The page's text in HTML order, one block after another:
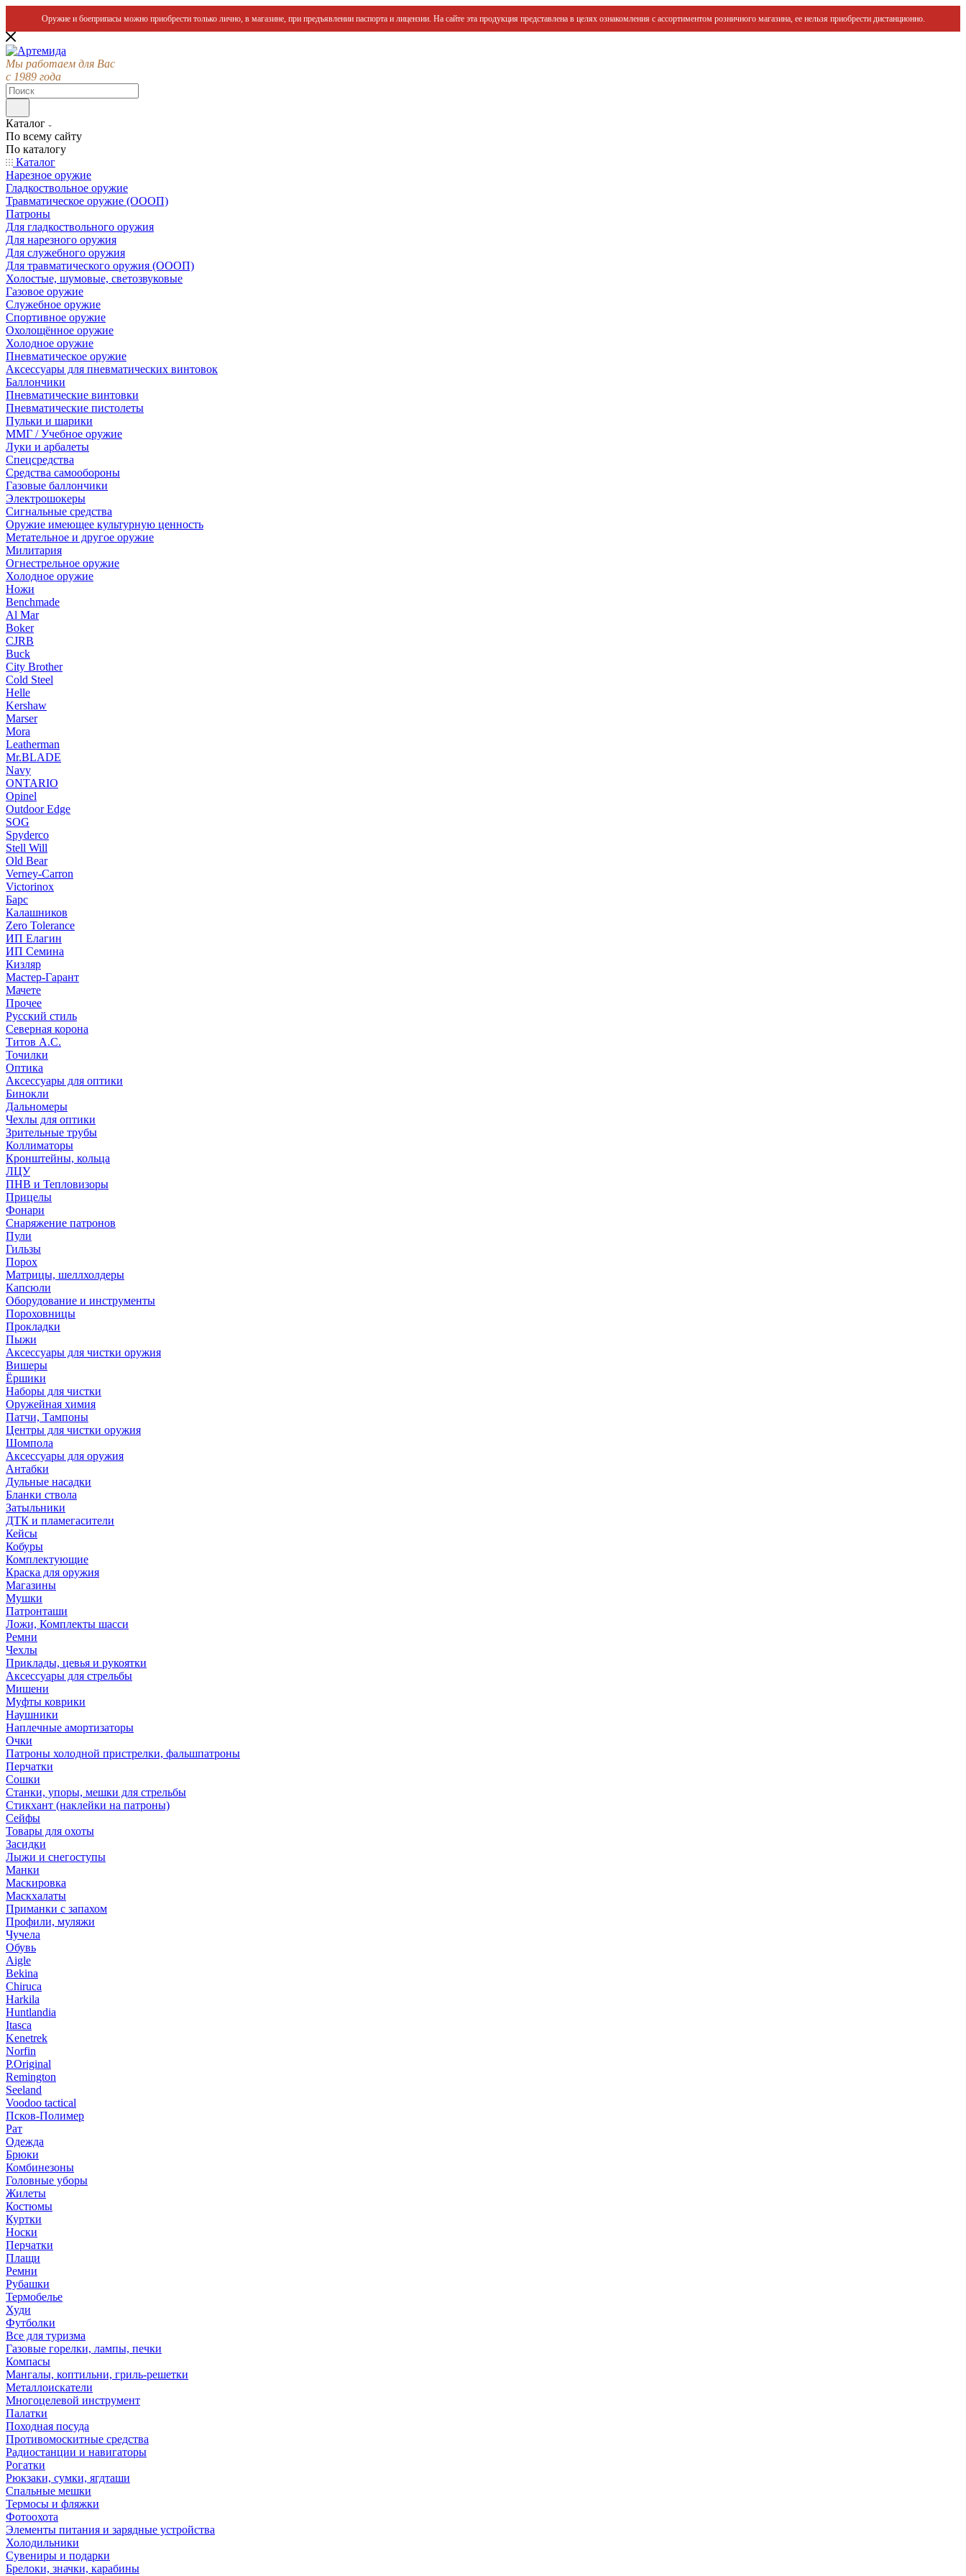
Оружие и боеприпасы можно приобрести только лично, в магазине, при предъявлении паспорта и лицензии. На сайте эта продукция представлена в целях ознакомления с ассортиментом розничного магазина, ее нельзя приобрести дистанционно.
Мы работаем для Вас
с 1989 года
Каталог
По всему сайту
По каталогу
Каталог
Нарезное оружие
Гладкоствольное оружие
Травматическое оружие (ОООП)
Патроны
Для гладкоствольного оружия
Для нарезного оружия
Для служебного оружия
Для травматического оружия (ОООП)
Холостые, шумовые, светозвуковые
Газовое оружие
Служебное оружие
Спортивное оружие
Охолощённое оружие
Холодное оружие
Пневматическое оружие
Аксессуары для пневматических винтовок
Баллончики
Пневматические винтовки
Пневматические пистолеты
Пульки и шарики
ММГ / Учебное оружие
Луки и арбалеты
Спецсредства
Средства самообороны
Газовые баллончики
Электрошокеры
Сигнальные средства
Оружие имеющее культурную ценность
Метательное и другое оружие
Милитария
Огнестрельное оружие
Холодное оружие
Ножи
Benchmade
Al Mar
Boker
CJRB
Buck
City Brother
Cold Steel
Helle
Kershaw
Marser
Mora
Leatherman
Mr.BLADE
Navy
ONTARIO
Opinel
Outdoor Edge
SOG
Spyderco
Stell Will
Old Bear
Verney-Carron
Victorinox
Барс
Калашников
Zero Tolerance
ИП Елагин
ИП Семина
Кизляр
Мастер-Гарант
Мачете
Прочее
Русский стиль
Северная корона
Титов А.С.
Точилки
Оптика
Аксессуары для оптики
Бинокли
Дальномеры
Чехлы для оптики
Зрительные трубы
Коллиматоры
Кронштейны, кольца
ЛЦУ
ПНВ и Тепловизоры
Прицелы
Фонари
Снаряжение патронов
Пули
Гильзы
Порох
Матрицы, шеллхолдеры
Капсюли
Оборудование и инструменты
Пороховницы
Прокладки
Пыжи
Аксессуары для чистки оружия
Вишеры
Ёршики
Наборы для чистки
Оружейная химия
Патчи, Тампоны
Центры для чистки оружия
Шомпола
Аксессуары для оружия
Антабки
Дульные насадки
Бланки ствола
Затыльники
ДТК и пламегасители
Кейсы
Кобуры
Комплектующие
Краска для оружия
Магазины
Мушки
Патронташи
Ложи, Комплекты шасси
Ремни
Чехлы
Приклады, цевья и рукоятки
Аксессуары для стрельбы
Мишени
Муфты коврики
Наушники
Наплечные амортизаторы
Очки
Патроны холодной пристрелки, фальшпатроны
Перчатки
Сошки
Станки, упоры, мешки для стрельбы
Стикхант (наклейки на патроны)
Сейфы
Товары для охоты
Засидки
Лыжи и снегоступы
Манки
Маскировка
Маскхалаты
Приманки с запахом
Профили, муляжи
Чучела
Обувь
Aigle
Bekina
Chiruсa
Harkila
Huntlandia
Itasca
Kenetrek
Norfin
P.Original
Remington
Seeland
Voodoo tactical
Псков-Полимер
Рат
Одежда
Брюки
Комбинезоны
Головные уборы
Жилеты
Костюмы
Куртки
Носки
Перчатки
Плащи
Ремни
Рубашки
Термобелье
Худи
Футболки
Все для туризма
Газовые горелки, лампы, печки
Компасы
Мангалы, коптильни, гриль-решетки
Металлоискатели
Многоцелевой инструмент
Палатки
Походная посуда
Противомоскитные средства
Радиостанции и навигаторы
Рогатки
Рюкзаки, сумки, ягдташи
Спальные мешки
Термосы и фляжки
Фотоохота
Элементы питания и зарядные устройства
Холодильники
Сувениры и подарки
Брелоки, значки, карабины